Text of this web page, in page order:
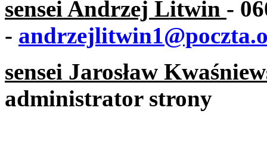
sensei Andrzej Litwin -
-
sensei Jarosław
administrator strony